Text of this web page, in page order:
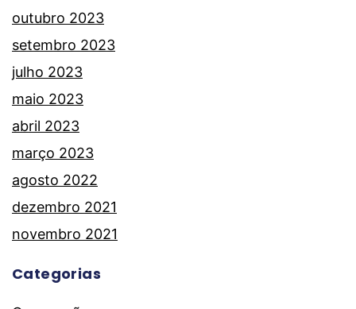
outubro 2023
setembro 2023
julho 2023
maio 2023
abril 2023
março 2023
agosto 2022
dezembro 2021
novembro 2021
Categorias